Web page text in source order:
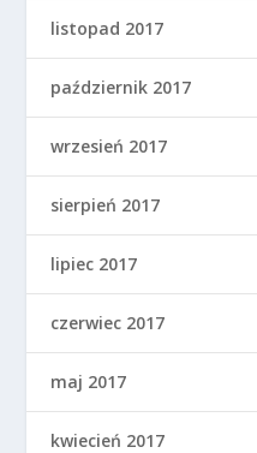
listopad 2017
październik 2017
wrzesień 2017
sierpień 2017
lipiec 2017
czerwiec 2017
maj 2017
kwiecień 2017